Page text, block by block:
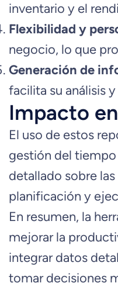
inventario y el
Flexibilidad y
negocio, lo que
Generación de
facilita su análisis
Impacto
El uso de estos
gestión del
detallado sobre
planificación y
En resumen, la
mejorar la
integrar datos
tomar decisiones